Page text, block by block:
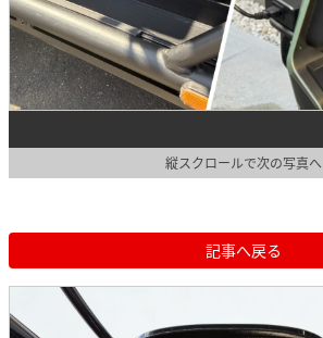
縦スクロールで次の写真へ
記事へ戻る